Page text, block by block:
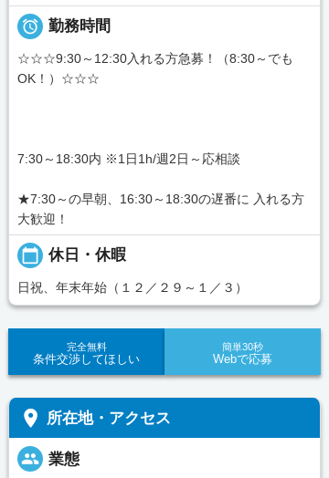
 勤務時間
☆☆☆9:30～12:30入れる方急募！（8:30～でも
OK！）☆☆☆
7:30～18:30内 ※1日1h/週2日～応相談
★7:30～の早朝、16:30～18:30の遅番に 入れる方
大歓迎！
calendar_today 休日・休暇
日祝、年末年始（１２／２９～１／３）
完全無料
条件交渉してほしい
簡単30秒
Webで応募
place 所在地・アクセス
people 業態